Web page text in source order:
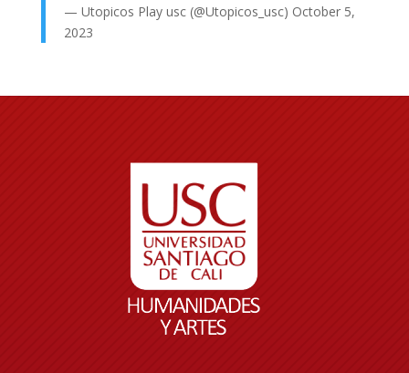
— Utopicos Play usc (@Utopicos_usc) October 5,
2023